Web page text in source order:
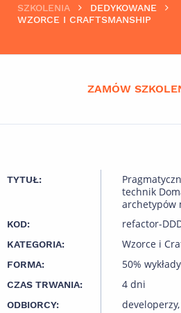
SZKOLENIA
DEDYKOWANE
WZORCE I CRAFTSMANSHIP
ZAMÓW
TYTUŁ:
technik
archetypów
KOD: refactor-
KATEGORIA: Wzorce i
FORMA: 50%
CZAS TRWANIA: 4 dni
ODBIORCY: